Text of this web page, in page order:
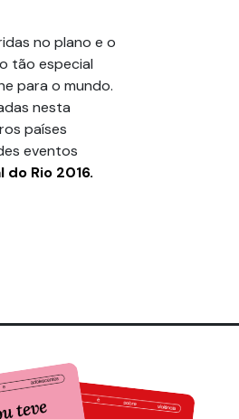
no plano e o
tão especial
para o mundo.
nesta
países
eventos
Rio 2016.